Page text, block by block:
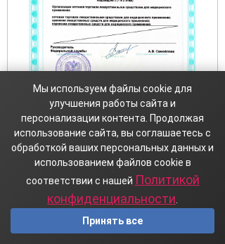
Мы используем файлы cookie для
улучшения работы сайта и
персонализации контента. Продолжая
использование сайта, вы соглашаетесь с
обработкой ваших персональных данных и
использованием файлов cookie в
соответствии с нашей Политикой
конфиденциальности
Принять все